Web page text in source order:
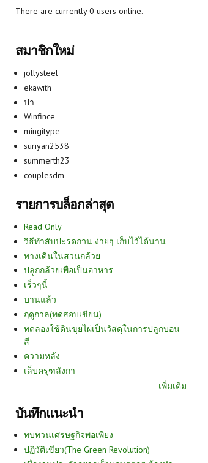
There are currently 0 users online.
สมาชิกใหม่
jollysteel
ekawith
ปา
Winfince
mingitype
suriyan2538
summerth23
couplesdm
รายการบล็อกล่าสุด
Read Only
วิธีทำสับปะรดกวน ง่ายๆ เก็บไว้ได้นาน
ทางเดินในสวนกล้วย
ปลูกกล้วยเพื่อเป็นอาหาร
เร็วๆนี้
บานแล้ว
ฤดูกาล(ทดสอบเขียน)
ทดลองใช้ดินขุยไผ่เป็นวัสดุในการปลูกบอน
สี
ความหลัง
เล็บครุฑลังกา
เพิ่มเติม
บันทึกแนะนำ
ทบทวนเศรษฐกิจพอเพียง
ปฏิวัติเขียว(The Green Revolution)